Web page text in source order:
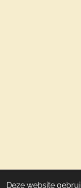
Deze website